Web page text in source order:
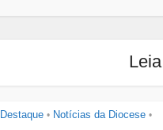
Destaque • Notícias da Diocese •